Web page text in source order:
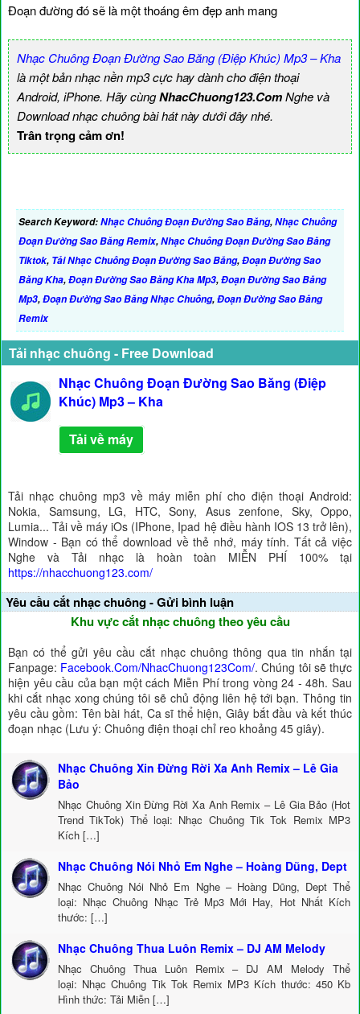
Đoạn đường đó sẽ là một thoáng êm đẹp anh mang
Nhạc Chuông Đoạn Đường Sao Băng (Điệp Khúc) Mp3 – Kha
là một bản nhạc nền mp3 cực hay dành cho điện thoại
Android, iPhone. Hãy cùngNhacChuong123.ComNghe và
Download nhạc chuông bài hát này dưới đây nhé.
Trân trọng cảm ơn!
Search Keyword:Nhạc Chuông Đoạn Đường Sao Băng,Nhạc Chuông
Đoạn Đường Sao Băng Remix,Nhạc Chuông Đoạn Đường Sao Băng
Tiktok, Tải Nhạc Chuông Đoạn Đường Sao Băng,Đoạn Đường Sao
Băng Kha,Đoạn Đường Sao Băng Kha Mp3,Đoạn Đường Sao Băng
Mp3,Đoạn Đường Sao Băng Nhạc Chuông,Đoạn Đường Sao Băng
Remix
Tải nhạc chuông - Free Download
Nhạc Chuông Đoạn Đường Sao Băng (Điệp
Khúc) Mp3 – Kha
Tải về máy
Tải nhạc chuông mp3 về máy miễn phí cho điện thoại Android:
Nokia, Samsung, LG, HTC, Sony, Asus zenfone, Sky, Oppo,
Lumia... Tải về máy iOs (IPhone, Ipad hệ điều hành IOS 13 trở lên),
Window - Bạn có thể download về thẻ nhớ, máy tính. Tất cả việc
Nghe và Tải nhạc là hoàn toàn MIỄN PHÍ 100% tại
https://nhacchuong123.com/
Yêu cầu cắt nhạc chuông - Gửi bình luận
Khu vực cắt nhạc chuông theo yêu cầu
Bạn có thể gửi yêu cầu cắt nhạc chuông thông qua tin nhắn tại
Fanpage: Facebook.Com/NhacChuong123Com/. Chúng tôi sẽ thực
hiện yêu cầu của bạn một cách Miễn Phí trong vòng 24 - 48h. Sau
khi cắt nhạc xong chúng tôi sẽ chủ động liên hệ tới bạn. Thông tin
yêu cầu gồm: Tên bài hát, Ca sĩ thể hiện, Giây bắt đầu và kết thúc
đoạn nhạc (Lưu ý: Chuông điện thoại chỉ reo khoảng 45 giây).
Nhạc Chuông Xin Đừng Rời Xa Anh Remix – Lê Gia
Bảo
Nhạc Chuông Xin Đừng Rời Xa Anh Remix – Lê Gia Bảo (Hot
Trend TikTok) Thể loại: Nhạc Chuông Tik Tok Remix MP3
Kích […]
Nhạc Chuông Nói Nhỏ Em Nghe – Hoàng Dũng, Dept
Nhạc Chuông Nói Nhỏ Em Nghe – Hoàng Dũng, Dept Thể
loại: Nhạc Chuông Nhạc Trẻ Mp3 Mới Hay, Hot Nhất Kích
thước: […]
Nhạc Chuông Thua Luôn Remix – DJ AM Melody
Nhạc Chuông Thua Luôn Remix – DJ AM Melody Thể
loại: Nhạc Chuông Tik Tok Remix MP3 Kích thước: 450 Kb
Hình thức: Tải Miễn […]